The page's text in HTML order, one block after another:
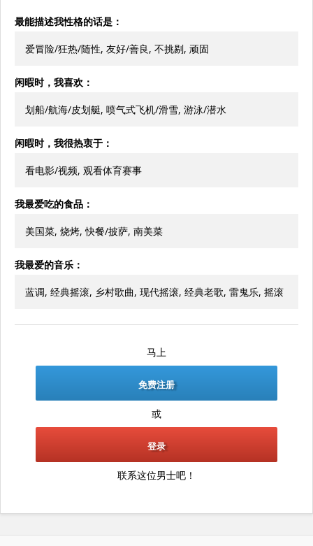
最能描述我性格的话是：
爱冒险/狂热/随性, 友好/善良, 不挑剔, 顽固
闲暇时，我喜欢：
划船/航海/皮划艇, 喷气式飞机/滑雪, 游泳/潜水
闲暇时，我很热衷于：
看电影/视频, 观看体育赛事
我最爱吃的食品：
美国菜, 烧烤, 快餐/披萨, 南美菜
我最爱的音乐：
蓝调, 经典摇滚, 乡村歌曲, 现代摇滚, 经典老歌, 雷鬼乐, 摇滚
马上
免费注册
或
登录
联系这位男士吧！